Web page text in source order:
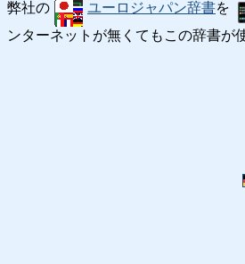
弊社の ユーロジャパン辞書を
ンターネットが無くてもこの辞書が